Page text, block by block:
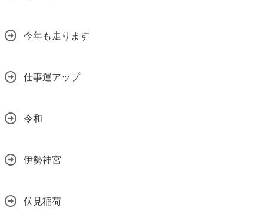
今年も走ります
仕事運アップ
令和
伊勢神宮
伏見稲荷